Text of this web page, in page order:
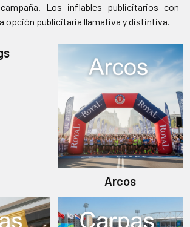
Los inflables publicitarios con
opción publicitaria llamativa y distintiva.
Arcos